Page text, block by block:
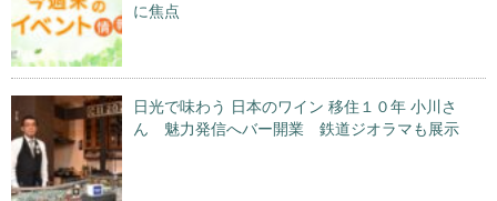
に焦点
日光で味わう 日本のワイン 移住１０年 小川さ
ん 魅力発信へバー開業 鉄道ジオラマも展示